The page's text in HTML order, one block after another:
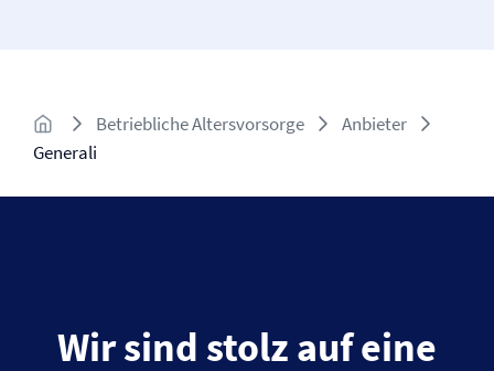
Betriebliche Altersvorsorge
Anbieter
Generali
Wir sind stolz auf eine